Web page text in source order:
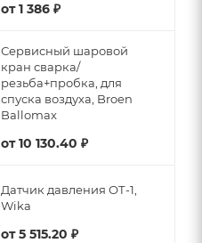
от1 386 ₽
Сервисный шаровой
кран сварка/
резьба+пробка, для
спуска воздуха, Broen
Ballomax
от10 130.40 ₽
Датчик давления ОТ-1,
Wika
от5 515.20 ₽